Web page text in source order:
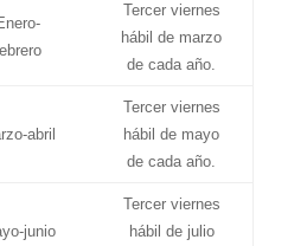
Tercer viernes
hábil de marzo
de cada año.
abril
Tercer viernes
hábil de mayo
de cada año.
junio
Tercer viernes
hábil de julio